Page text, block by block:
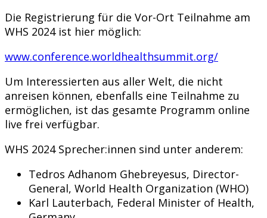
Die Registrierung für die Vor-Ort Teilnahme am
WHS 2024 ist hier möglich:
www.conference.worldhealthsummit.org/
Um Interessierten aus aller Welt, die nicht
anreisen können, ebenfalls eine Teilnahme zu
ermöglichen, ist das gesamte Programm online
live frei verfügbar.
WHS 2024 Sprecher:innen sind unter anderem:
Tedros Adhanom Ghebreyesus, Director-
General, World Health Organization (WHO)
Karl Lauterbach, Federal Minister of Health,